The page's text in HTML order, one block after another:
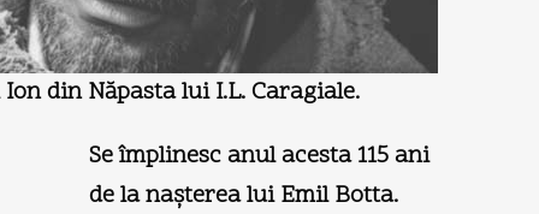
din Năpasta lui I.L. Caragiale.
Se împlinesc anul acesta 115 ani
de la naşterea lui Emil Botta.